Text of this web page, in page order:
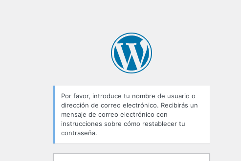
Por favor, introduce tu nombre de usuario o
dirección de correo electrónico. Recibirás un
mensaje de correo electrónico con
instrucciones sobre cómo restablecer tu
contraseña.